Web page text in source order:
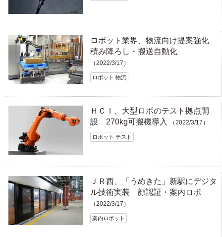
ロボット業界、物流向け提案強化
積み降ろし・搬送自動化
（2022/3/17）
ロボット 物流
ＨＣＩ、大型ロボのテスト拠点開
設 270kg可搬機導入
（2022/3/17）
ロボット テスト
ＪＲ西、「うめきた」新駅にデジタ
ル技術実装 顔認証・案内ロボ
（2022/3/17）
案内ロボット